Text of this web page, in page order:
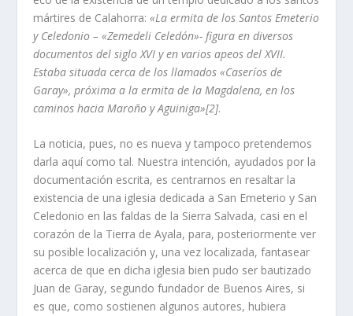
mártires de Calahorra:«La ermita de los Santos Emeterio
y Celedonio – «Zemedeli Celedón»- figura en diversos
documentos del siglo XVI y en varios apeos del XVII.
Estaba situada cerca de los llamados «Caserí­os de
Garay», próxima a la ermita de la Magdalena, en los
caminos hacia Maroño y Aguiniga»[2].
La noticia, pues, no es nueva y tampoco pretendemos
darla aquí­ como tal. Nuestra intención, ayudados por la
documentación escrita, es centrarnos en resaltar la
existencia de una iglesia dedicada a San Emeterio y San
Celedonio en las faldas de la Sierra Salvada, casi en el
corazón de la Tierra de Ayala, para, posteriormente ver
su posible localización y, una vez localizada, fantasear
acerca de que en dicha iglesia bien pudo ser bautizado
Juan de Garay, segundo fundador de Buenos Aires, si
es que, como sostienen algunos autores, hubiera